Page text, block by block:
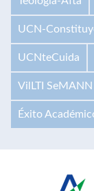
UCN-
UCNteCuida
VilLTI SeMANN
Éxito